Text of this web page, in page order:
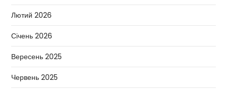
Лютий 2026
Січень 2026
Вересень 2025
Червень 2025